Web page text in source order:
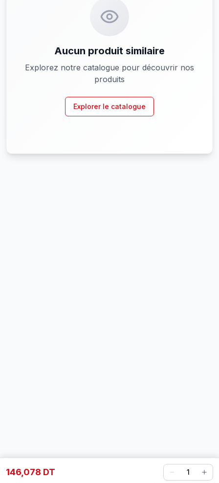
Aucun produit similaire
Explorez notre catalogue pour découvrir nos
produits
Explorer le catalogue
146,078 DT 1